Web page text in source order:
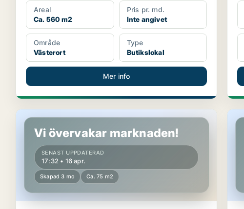
Areal
Ca. 560 m2
Pris pr. md.
Inte angivet
Område
Västerort
Type
Butikslokal
Mer info
Butikslokal på Kungsholmen
Vi övervakar marknaden!
SENAST UPPDATERAD
17:32 • 16 apr.
Skapad 3 mo Ca. 75 m2